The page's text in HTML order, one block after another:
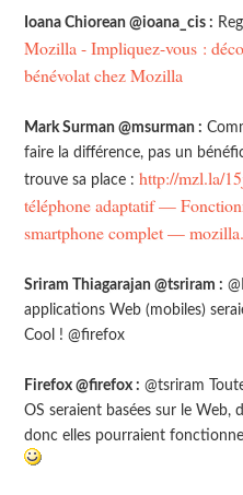
Ioana Chiorean @ioana_cis :
Mozilla - Impliquez-vous :
bénévolat chez Mozilla
Mark Surman @msurman :
faire la différence, pas un
trouve sa place :http://mzl.la/
téléphone adaptatif —
smartphone complet —
Sriram Thiagarajan @tsriram :
applications Web (mobiles)
Cool ! @firefox
Firefox @firefox : @tsriram
OS seraient basées sur le Web,
donc elles pourraient